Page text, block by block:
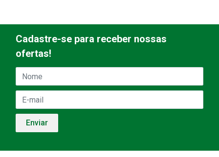
Cadastre-se para receber nossas
ofertas!